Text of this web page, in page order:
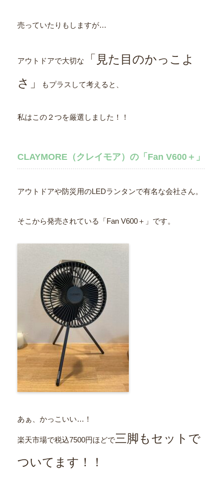
売っていたりもしますが…
アウトドアで大切な
「見た目のかっこよ
さ」
もプラスして考えると、
私はこの２つを厳選しました！！
CLAYMORE（クレイモア）の「Fan V600＋」
アウトドアや防災用のLEDランタンで有名な会社さん。
そこから発売されている「Fan V600＋」です。
あぁ、かっこいい…！
楽天市場で税込7500円ほどで三脚もセットで
ついてます！！